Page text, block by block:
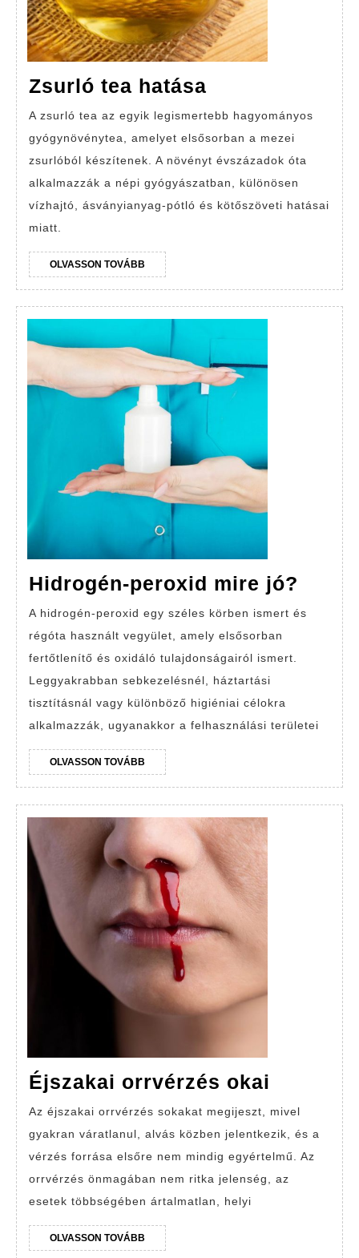
Zsurló tea hatása
tea
hatása
A zsurló tea az egyik legismertebb hagyományos
gyógynövénytea, amelyet elsősorban a mezei
zsurlóból készítenek. A növényt évszázadok óta
alkalmazzák a népi gyógyászatban, különösen
vízhajtó, ásványianyag-pótló és kötőszöveti hatásai
miatt.
OLVASSON TOVÁBB OLVASSON
TOVÁBB
Hidrogén-peroxid mire jó?
mire
A hidrogén-peroxid egy széles körben ismert és
régóta használt vegyület, amely elsősorban
fertőtlenítő és oxidáló tulajdonságairól ismert.
Leggyakrabban sebkezelésnél, háztartási
tisztításnál vagy különböző higiéniai célokra
alkalmazzák, ugyanakkor a felhasználási területei
OLVASSON TOVÁBB OLVASSON
TOVÁBB
Éjszakai orrvérzés okai Éjszakai
okai
Az éjszakai orrvérzés sokakat megijeszt, mivel
gyakran váratlanul, alvás közben jelentkezik, és a
vérzés forrása elsőre nem mindig egyértelmű. Az
orrvérzés önmagában nem ritka jelenség, az
esetek többségében ártalmatlan, helyi
OLVASSON TOVÁBB OLVASSON
TOVÁBB